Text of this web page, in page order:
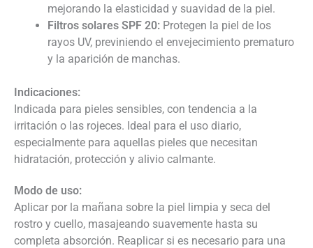
mejorando la elasticidad y suavidad de la piel.
Filtros solares SPF 20: Protegen la piel de los
rayos UV, previniendo el envejecimiento prematuro
y la aparición de manchas.
Indicaciones:
Indicada para pieles sensibles, con tendencia a la
irritación o las rojeces. Ideal para el uso diario,
especialmente para aquellas pieles que necesitan
hidratación, protección y alivio calmante.
Modo de uso:
Aplicar por la mañana sobre la piel limpia y seca del
rostro y cuello, masajeando suavemente hasta su
completa absorción. Reaplicar si es necesario para una